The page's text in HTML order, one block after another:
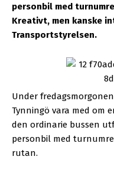
personbil med
Kreativt, men kanske
Transportstyrelsen.
Under
Tynningö vara med om
den ordinarie bussen
personbil med
rutan.